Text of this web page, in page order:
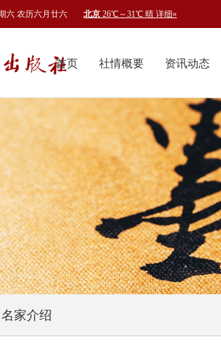
六 农历六月廿六
首页 社情概要 资讯动态
名家介绍